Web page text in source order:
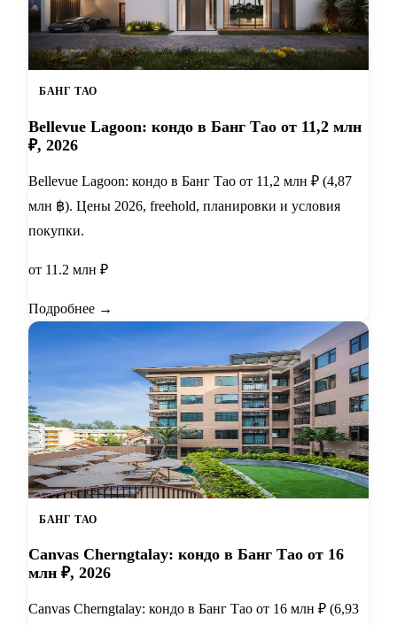
БАНГ ТАО
Bellevue Lagoon: кондо в Банг Тао от 11,2 млн
₽, 2026
Bellevue Lagoon: кондо в Банг Тао от 11,2 млн ₽ (4,87
млн ฿). Цены 2026, freehold, планировки и условия
покупки.
от 11.2 млн ₽
Подробнее →
БАНГ ТАО
Canvas Cherngtalay: кондо в Банг Тао от 16
млн ₽, 2026
Canvas Cherngtalay: кондо в Банг Тао от 16 млн ₽ (6,93